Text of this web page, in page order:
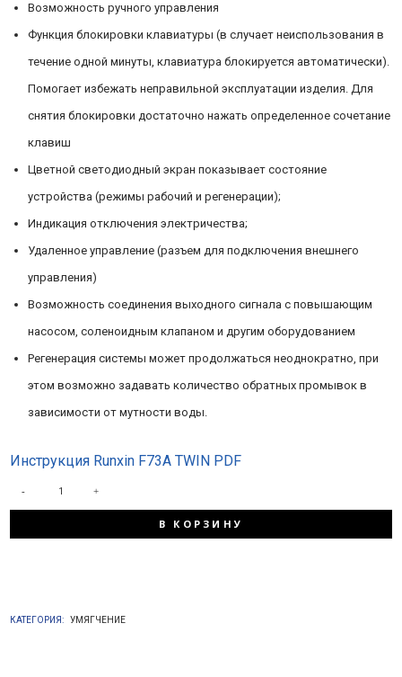
Возможность ручного управления
Функция блокировки клавиатуры (в случает неиспользования в
течение одной минуты, клавиатура блокируется автоматически).
Помогает избежать неправильной эксплуатации изделия. Для
снятия блокировки достаточно нажать определенное сочетание
клавиш
Цветной светодиодный экран показывает состояние
устройства (режимы рабочий и регенерации);
Индикация отключения электричества;
Удаленное управление (разъем для подключения внешнего
управления)
Возможность соединения выходного сигнала с повышающим
насосом, соленоидным клапаном и другим оборудованием
Регенерация системы может продолжаться неоднократно, при
этом возможно задавать количество обратных промывок в
зависимости от мутности воды.
Инструкция Runxin F73A TWIN PDF
В КОРЗИНУ
КАТЕГОРИЯ: УМЯГЧЕНИЕ